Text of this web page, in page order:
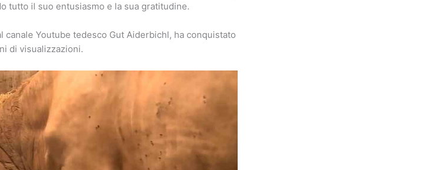
tutto il suo entusiasmo e la sua gratitudine.
Youtube tedesco Gut Aiderbichl, ha conquistato
di visualizzazioni.